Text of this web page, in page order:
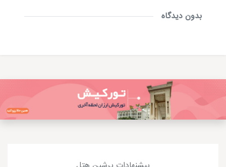
بدون دیدگاه